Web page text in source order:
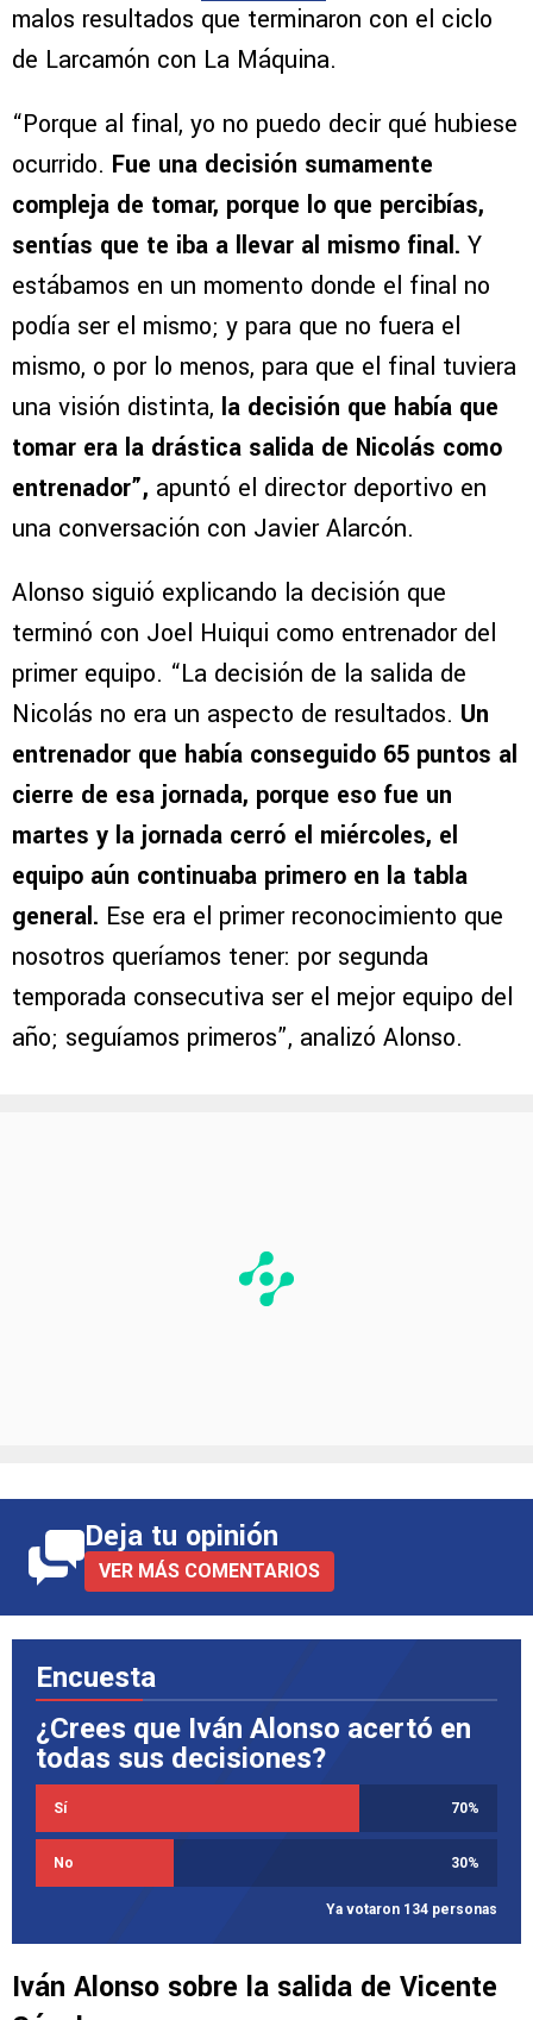
malos resultados que terminaron con el ciclo
de Larcamón con La Máquina.
“Porque al final, yo no puedo decir qué hubiese
ocurrido. Fue una decisión sumamente
compleja de tomar, porque lo que percibías,
sentías que te iba a llevar al mismo final. Y
estábamos en un momento donde el final no
podía ser el mismo; y para que no fuera el
mismo, o por lo menos, para que el final tuviera
una visión distinta, la decisión que había que
tomar era la drástica salida de Nicolás como
entrenador”, apuntó el director deportivo en
una conversación con Javier Alarcón.
Alonso siguió explicando la decisión que
terminó con Joel Huiqui como entrenador del
primer equipo. “La decisión de la salida de
Nicolás no era un aspecto de resultados. Un
entrenador que había conseguido 65 puntos al
cierre de esa jornada, porque eso fue un
martes y la jornada cerró el miércoles, el
equipo aún continuaba primero en la tabla
general. Ese era el primer reconocimiento que
nosotros queríamos tener: por segunda
temporada consecutiva ser el mejor equipo del
año; seguíamos primeros”, analizó Alonso.
Deja tu opinión
VER MÁS COMENTARIOS
Encuesta
¿Crees que Iván Alonso acertó en
todas sus decisiones?
Sí 70%
No 30%
Ya votaron 134 personas
Iván Alonso sobre la salida de Vicente